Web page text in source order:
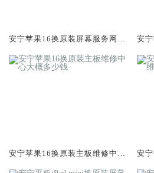
安宁苹果16换原装屏幕服务网点
安
安宁苹果16换原装主板维修中心
安